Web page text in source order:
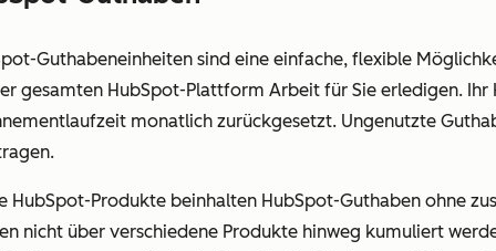
es Nutzern, die Abonnementdienste
zu können.
es Nutzern, die Abonnementdienste
zu können.
Guthabeneinheiten sind eine einfache, flexible
gesamten HubSpot-Plattform Arbeit für Sie erledigen.
monatlich zurückgesetzt. Ungenutzte
HubSpot-Produkte beinhalten HubSpot-Guthaben ohne
nicht über verschiedene Produkte hinweg kumuliert